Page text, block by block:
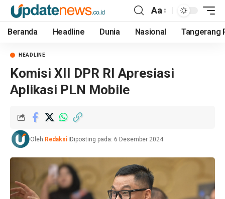
Aa
Beranda Headline Dunia Nasional Tangerang
HEADLINE
Komisi XII DPR RI Apresiasi
Aplikasi PLN Mobile
Oleh: Redaksi Diposting pada: 6 Desember 2024